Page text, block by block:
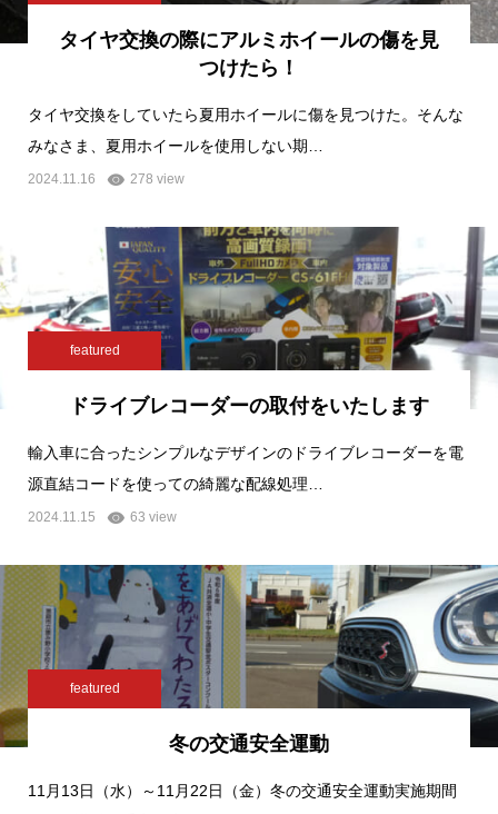
タイヤ交換の際にアルミホイールの傷を見
つけたら！
タイヤ交換をしていたら夏用ホイールに傷を見つけた。そんな
みなさま、夏用ホイールを使用しない期…
2024.11.16 278 view
featured
ドライブレコーダーの取付をいたします
輸入車に合ったシンプルなデザインのドライブレコーダーを電
源直結コードを使っての綺麗な配線処理…
2024.11.15 63 view
featured
冬の交通安全運動
11月13日（水）～11月22日（金）冬の交通安全運動実施期間